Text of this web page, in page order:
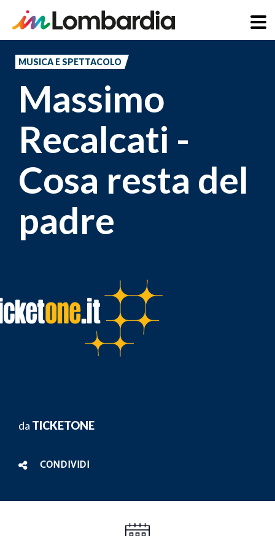
principale
MUSICA E SPETTACOLO
Massimo
Recalcati -
Cosa resta del
padre
da TICKETONE
CONDIVIDI